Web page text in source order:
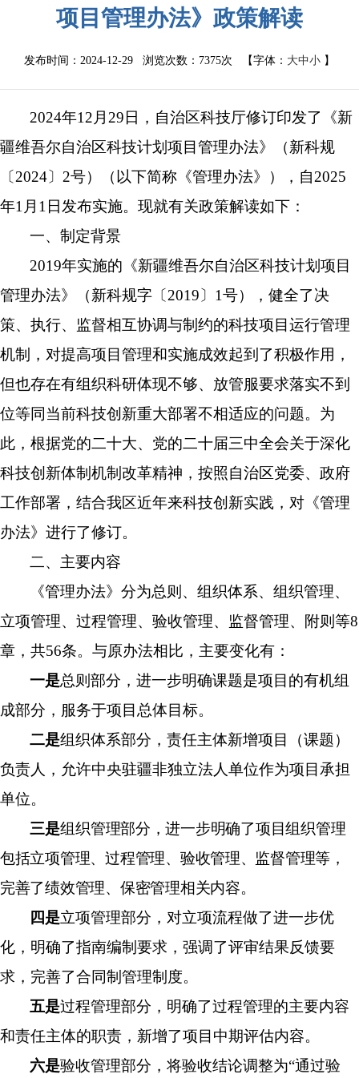
项目管理办法》政策解读
发布时间：2024-12-29 浏览次数： 7375次 【字体： 大中小 】
2024年12月29日，自治区科技厅修订印发了 《新
疆维吾尔自治区科技计划项目管理办法》
（新科规
〔 2024〕 2号） （以下简称《管理办法》） ，自2025
年1月1日发布实施。现就有关政策解读如下：
一、制定背景
2019年实施的《新疆维吾尔自治区科技计划项目
管理办法》（新科规字〔2019〕1号）， 健全了决
策、执行、监督相互协调与制约的科技项目 运行管理
机制， 对提高项目管理和实施成效起到了积极作用，
但也存在有组织科研体现不够、放管服要求落实不到
位等同当前科技创新重大部署不相适应的问题。为
此，根据党的二十大、 党的二十届三中全会关于深化
科技创新体制机制改革精神 ，按照自治区党委、政府
工作部署， 结合我区近年来科技创新实践，对 《管理
办法》 进行了修订。
二、主要内容
《管理办法》分为总则、组织体系、组织管理、
立项管理、过程管理、验收管理、监督管理、附则等8
章，共56条。与原办法相比，主要变化有：
一是总则部分，进一步明确课题是项目的有机组
成部分，服务于项目总体目标。
二是组织体系部分，责任主体新增项目（课题）
负责人，允许中央驻疆非独立法人单位作为项目承担
单位。
三是组织管理部分，进一步明确了项目组织管理
包括立项管理、过程管理、验收管理、监督管理等 ，
完善了绩效管理、 保密管理相关内容。
四是立项管理部分，对立项流程做了进一步优
化，明确了指南编制要求，强调了评审结果反馈要
求，完善了合同制管理制度。
五是过程管理部分，明确了过程管理的主要内容
和责任主体的职责，新增了项目中期评估内容。
六是验收管理部分，将验收结论调整为“通过验